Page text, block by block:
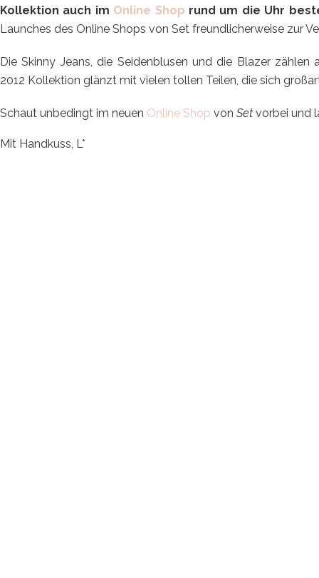
Kollektion auch im Online Shop rund um die Uhr
Launches des Online Shops von Set freundlicherweise zur
Die Skinny Jeans, die Seidenblusen und die Blazer
2012 Kollektion glänzt mit vielen tollen Teilen, die sich
Schaut unbedingt im neuen Online Shop von Set vorbei und
Mit Handkuss, L*